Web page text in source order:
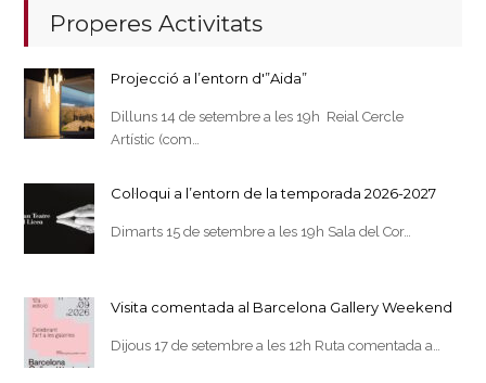
Properes Activitats
Projecció a l’entorn d'”Aida”
Dilluns 14 de setembre a les 19h Reial Cercle
Artístic (com…
Col·loqui a l’entorn de la temporada 2026-2027
Dimarts 15 de setembre a les 19h Sala del Cor…
Visita comentada al Barcelona Gallery Weekend
Dijous 17 de setembre a les 12h Ruta comentada a…